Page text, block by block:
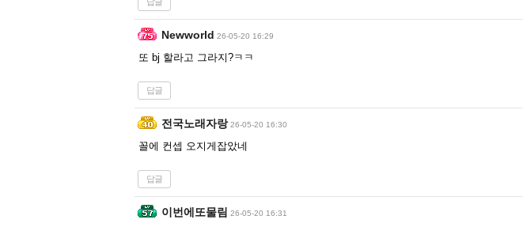
Newworld 26-05-20 16:29
또 bj 할라고 그라지?ㅋㅋ
답글
전국노래자랑 26-05-20 16:30
꼴에 컨셉 오지게잡았네
답글
이번에또물림 26-05-20 16:31